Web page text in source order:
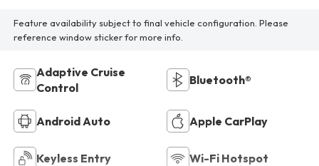
Feature availability subject to final vehicle configuration. Please
reference window sticker for more info.
Adaptive Cruise
Control
Bluetooth®
Android Auto Apple CarPlay
Keyless Entry Wi-Fi Hotspot